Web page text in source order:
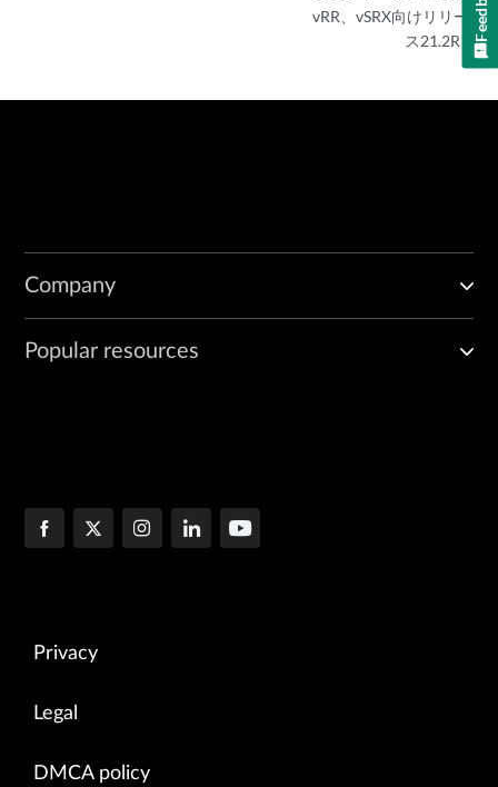
vRR、vSRX向けリリー
ス21.2R1
Company
Popular resources
Privacy
Legal
DMCA policy